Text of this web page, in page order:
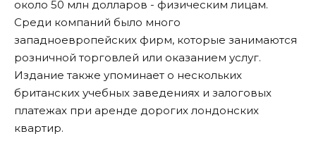
около 50 млн долларов - физическим лицам.
Среди компаний было много
западноевропейских фирм, которые занимаются
розничной торговлей или оказанием услуг.
Издание также упоминает о нескольких
британских учебных заведениях и залоговых
платежах при аренде дорогих лондонских
квартир.